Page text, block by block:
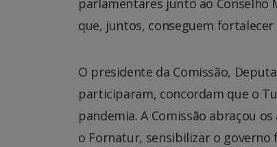
parlamentares junto ao Conselho
que, juntos, conseguem
O presidente da Comissão,
participaram, concordam que o
pandemia. A Comissão abraçou
o Fornatur, sensibilizar o